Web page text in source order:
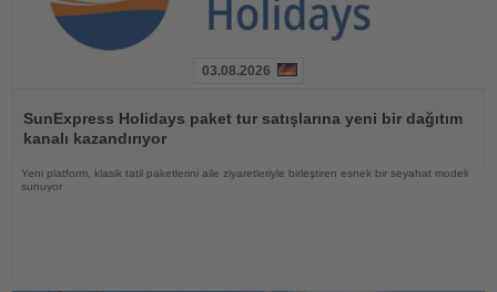
Oku
03.08.2026
SunExpress Holidays paket tur satışlarına yeni bir dağıtım
kanalı kazandırıyor
Yeni platform, klasik tatil paketlerini aile ziyaretleriyle birleştiren esnek bir seyahat modeli
sunuyor